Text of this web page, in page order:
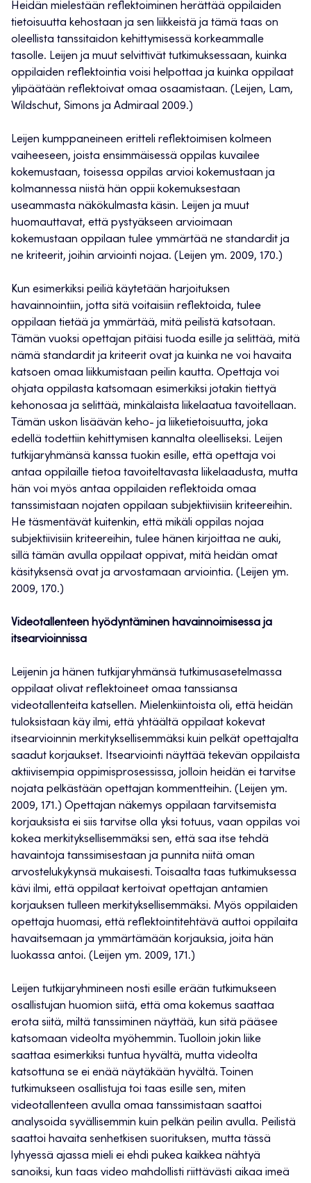
Heidän mielestään reflektoiminen herättää oppilaiden
tietoisuutta kehostaan ja sen liikkeistä ja tämä taas on
oleellista tanssitaidon kehittymisessä korkeammalle
tasolle. Leijen ja muut selvittivät tutkimuksessaan, kuinka
oppilaiden reflektointia voisi helpottaa ja kuinka oppilaat
ylipäätään reflektoivat omaa osaamistaan. (Leijen, Lam,
Wildschut, Simons ja Admiraal 2009.)
Leijen kumppaneineen eritteli reflektoimisen kolmeen
vaiheeseen, joista ensimmäisessä oppilas kuvailee
kokemustaan, toisessa oppilas arvioi kokemustaan ja
kolmannessa niistä hän oppii kokemuksestaan
useammasta näkökulmasta käsin. Leijen ja muut
huomauttavat, että pystyäkseen arvioimaan
kokemustaan oppilaan tulee ymmärtää ne standardit ja
ne kriteerit, joihin arviointi nojaa. (Leijen ym. 2009, 170.)
Kun esimerkiksi peiliä käytetään harjoituksen
havainnointiin, jotta sitä voitaisiin reflektoida, tulee
oppilaan tietää ja ymmärtää, mitä peilistä katsotaan.
Tämän vuoksi opettajan pitäisi tuoda esille ja selittää, mitä
nämä standardit ja kriteerit ovat ja kuinka ne voi havaita
katsoen omaa liikkumistaan peilin kautta. Opettaja voi
ohjata oppilasta katsomaan esimerkiksi jotakin tiettyä
kehonosaa ja selittää, minkälaista liikelaatua tavoitellaan.
Tämän uskon lisäävän keho- ja liiketietoisuutta, joka
edellä todettiin kehittymisen kannalta oleelliseksi. Leijen
tutkijaryhmänsä kanssa tuokin esille, että opettaja voi
antaa oppilaille tietoa tavoiteltavasta liikelaadusta, mutta
hän voi myös antaa oppilaiden reflektoida omaa
tanssimistaan nojaten oppilaan subjektiivisiin kriteereihin.
He täsmentävät kuitenkin, että mikäli oppilas nojaa
subjektiivisiin kriteereihin, tulee hänen kirjoittaa ne auki,
sillä tämän avulla oppilaat oppivat, mitä heidän omat
käsityksensä ovat ja arvostamaan arviointia. (Leijen ym.
2009, 170.)
Videotallenteen hyödyntäminen havainnoimisessa ja
itsearvioinnissa
Leijenin ja hänen tutkijaryhmänsä tutkimusasetelmassa
oppilaat olivat reflektoineet omaa tanssiansa
videotallenteita katsellen. Mielenkiintoista oli, että heidän
tuloksistaan käy ilmi, että yhtäältä oppilaat kokevat
itsearvioinnin merkityksellisemmäksi kuin pelkät opettajalta
saadut korjaukset. Itsearviointi näyttää tekevän oppilaista
aktiivisempia oppimisprosessissa, jolloin heidän ei tarvitse
nojata pelkästään opettajan kommentteihin. (Leijen ym.
2009, 171.) Opettajan näkemys oppilaan tarvitsemista
korjauksista ei siis tarvitse olla yksi totuus, vaan oppilas voi
kokea merkityksellisemmäksi sen, että saa itse tehdä
havaintoja tanssimisestaan ja punnita niitä oman
arvostelukykynsä mukaisesti. Toisaalta taas tutkimuksessa
kävi ilmi, että oppilaat kertoivat opettajan antamien
korjauksen tulleen merkityksellisemmäksi. Myös oppilaiden
opettaja huomasi, että reflektointitehtävä auttoi oppilaita
havaitsemaan ja ymmärtämään korjauksia, joita hän
luokassa antoi. (Leijen ym. 2009, 171.)
Leijen tutkijaryhmineen nosti esille erään tutkimukseen
osallistujan huomion siitä, että oma kokemus saattaa
erota siitä, miltä tanssiminen näyttää, kun sitä pääsee
katsomaan videolta myöhemmin. Tuolloin jokin liike
saattaa esimerkiksi tuntua hyvältä, mutta videolta
katsottuna se ei enää näytäkään hyvältä. Toinen
tutkimukseen osallistuja toi taas esille sen, miten
videotallenteen avulla omaa tanssimistaan saattoi
analysoida syvällisemmin kuin pelkän peilin avulla. Peilistä
saattoi havaita senhetkisen suorituksen, mutta tässä
lyhyessä ajassa mieli ei ehdi pukea kaikkea nähtyä
sanoiksi, kun taas video mahdollisti riittävästi aikaa imeä